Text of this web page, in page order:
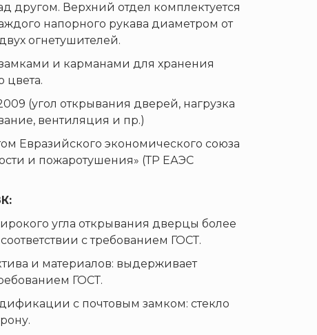
Верхний отдел комплектуется
напорного рукава диаметром от
огнетушителей.
и карманами для хранения
(угол открывания дверей, нагрузка
вентиляция и пр.)
Евразийского экономического союза
и пожаротушения» (ТР ЕАЭС
угла открывания дверцы более
с требованием ГОСТ.
и материалов: выдерживает
ГОСТ.
с почтовым замком: стекло